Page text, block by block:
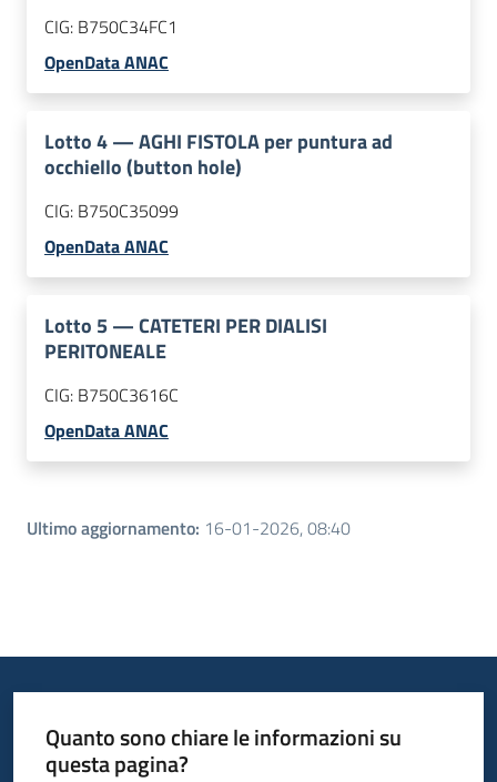
CIG: B750C34FC1
OpenData ANAC
Lotto4—AGHI FISTOLA per puntura ad
occhiello (button hole)
CIG: B750C35099
OpenData ANAC
Lotto 5—CATETERI PER DIALISI
PERITONEALE
CIG: B750C3616C
OpenData ANAC
Ultimo aggiornamento: 16-01-2026, 08:40
Quanto sono chiare le informazioni su
questa pagina?